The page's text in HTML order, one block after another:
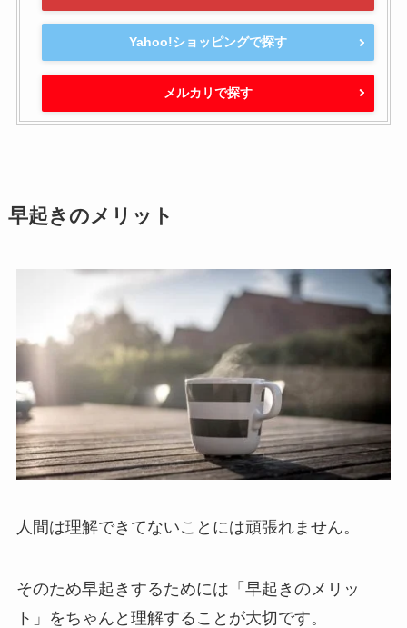
Yahoo!ショッピングで探す
メルカリで探す
早起きのメリット
人間は理解できてないことには頑張れません。
そのため早起きするためには「早起きのメリッ
ト」をちゃんと理解することが大切です。